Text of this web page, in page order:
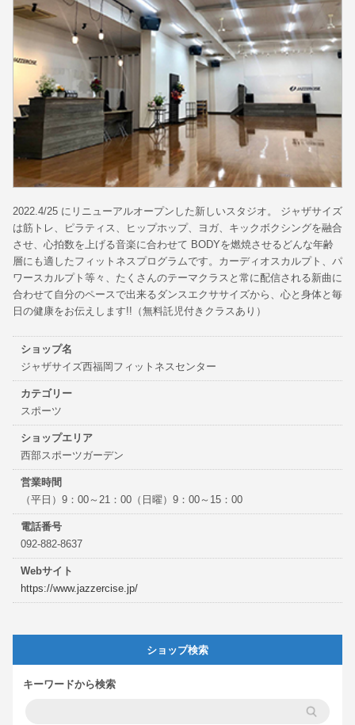
2022.4/25 にリニューアルオープンした新しいスタジオ。 ジャザサイズ
は筋トレ、ピラティス、ヒップホップ、ヨガ、キックボクシングを融合
させ、心拍数を上げる音楽に合わせて BODYを燃焼させるどんな年齢
層にも適したフィットネスプログラムです。カーディオスカルプト、パ
ワースカルプト等々、たくさんのテーマクラスと常に配信される新曲に
合わせて自分のペースで出来るダンスエクササイズから、心と身体と毎
日の健康をお伝えします!!（無料託児付きクラスあり）
ショップ名
ジャザサイズ西福岡フィットネスセンター
カテゴリー
スポーツ
ショップエリア
西部スポーツガーデン
営業時間
（平日）9：00～21：00（日曜）9：00～15：00
電話番号
092-882-8637
Webサイト
https://www.jazzercise.jp/
ショップ検索
キーワードから検索